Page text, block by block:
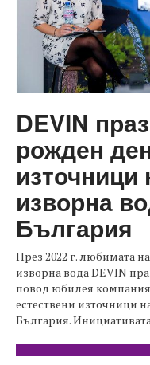
DEVIN
рожден
изворна
България
През 2022 г. любимата
изворна вода DEVIN
повод юбилея
естествени източници
България.